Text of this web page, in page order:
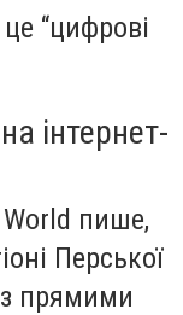
“цифрові
інтернет-
пише,
Перської
з прямими